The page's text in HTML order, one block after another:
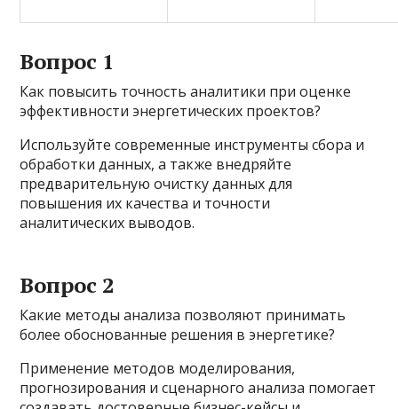
Вопрос 1
Как повысить точность аналитики при оценке
эффективности энергетических проектов?
Используйте современные инструменты сбора и
обработки данных, а также внедряйте
предварительную очистку данных для
повышения их качества и точности
аналитических выводов.
Вопрос 2
Какие методы анализа позволяют принимать
более обоснованные решения в энергетике?
Применение методов моделирования,
прогнозирования и сценарного анализа помогает